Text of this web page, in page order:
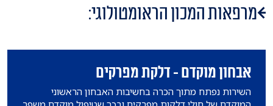
מרפאות המכון הראומטולוגי:
אבחון מוקדם - דלקת מפרקים
השירות נפתח מתוך הכרה בחשיבות האבחון הראשוני